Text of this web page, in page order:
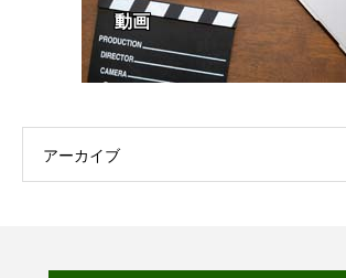
動画
アーカイブ